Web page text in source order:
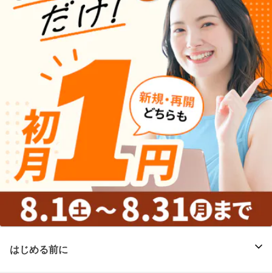
はじめる前に